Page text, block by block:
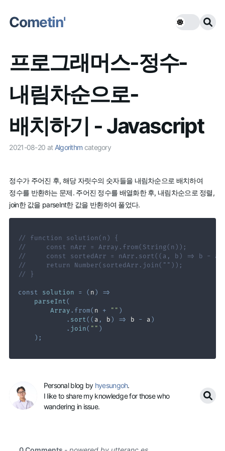
Cometin'
프로그래머스-정수-
내림차순으로-
배치하기 - Javascript
2021-08-20 at Algorithm category
정수가 주어진 후, 해당 자릿수의 숫자들을 내림차순으로 배치하여
정수를 반환하는 문제. 주어진 정수를 배열화한 후, 내림차순으로 정렬,
join한 값을 parseInt한 값을 반환하여 풀었다.
// function solution(n) {
//     const nArr = Array.from(String(n));
//     const sortedArr = nArr.sort((a, b) => b -
//     return Number(sortedArr.join(""));
// }
const solution = ( n )
=>
parseInt(
Array . from( n + "" )
. sort( ( a , b ) => b - a )
. join( "" )
) ;
Personal blog by hyesungoh.
I like to share my knowledge for those who
wandering in issue.